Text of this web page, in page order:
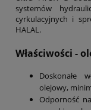
systemów
cyrkulacyjnych i
HALAL.
Właściwości -
Doskonałe
olejowy,
Odporność